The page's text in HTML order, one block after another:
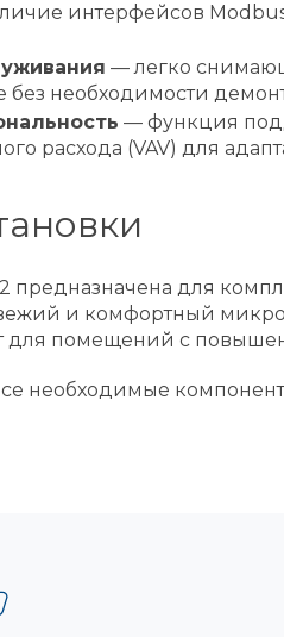
интерфейсов
— легко
без необходимости
— функция
расхода (VAV) для
предназначена для
и комфортный
для помещений с
необходимые